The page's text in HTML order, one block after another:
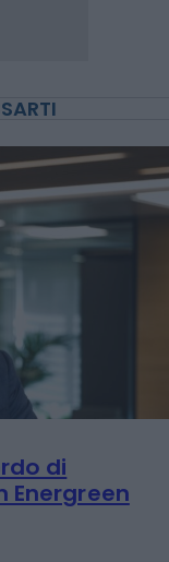
di
Energreen